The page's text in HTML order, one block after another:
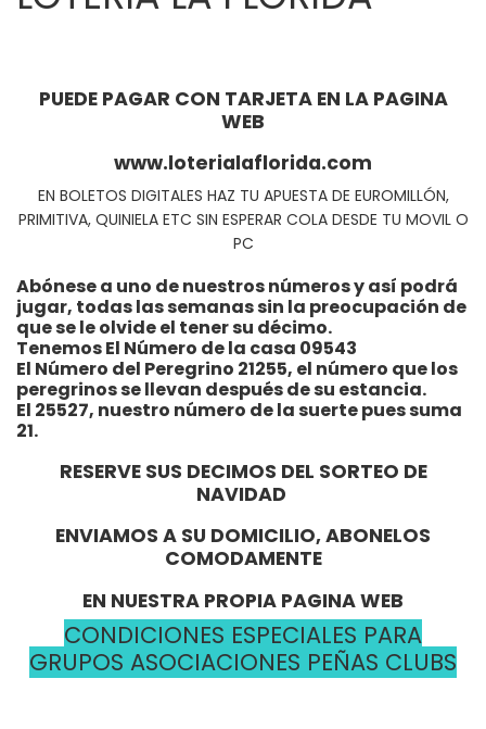
PUEDE PAGAR CON TARJETA EN LA PAGINA
WEB
www.loterialaflorida.com
EN BOLETOS DIGITALES HAZ TU APUESTA DE EUROMILLÓN,
PRIMITIVA, QUINIELA ETC SIN ESPERAR COLA DESDE TU MOVIL O
PC
Abónese a uno de nuestros números y así podrá
jugar, todas las semanas sin la preocupación de
que se le olvide el tener su décimo.
Tenemos El Número de la casa 09543
El Número del Peregrino 21255, el número que los
peregrinos se llevan después de su estancia.
El 25527, nuestro número de la suerte pues suma
21.
RESERVE SUS DECIMOS DEL SORTEO DE
NAVIDAD
ENVIAMOS A SU DOMICILIO, ABONELOS
COMODAMENTE
EN NUESTRA PROPIA PAGINA WEB
CONDICIONES ESPECIALES PARA
GRUPOS ASOCIACIONES PEÑAS CLUBS